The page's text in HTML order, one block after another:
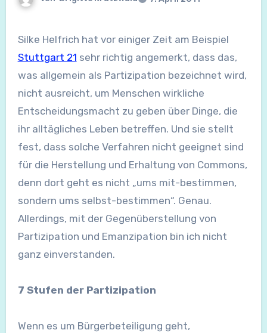
Silke Helfrich hat vor einiger Zeit am Beispiel
Stuttgart 21 sehr richtig angemerkt, dass das,
was allgemein als Partizipation bezeichnet wird,
nicht ausreicht, um Menschen wirkliche
Entscheidungsmacht zu geben über Dinge, die
ihr alltägliches Leben betreffen. Und sie stellt
fest, dass solche Verfahren nicht geeignet sind
für die Herstellung und Erhaltung von Commons,
denn dort geht es nicht „ums mit-bestimmen,
sondern ums selbst-bestimmen“. Genau.
Allerdings, mit der Gegenüberstellung von
Partizipation und Emanzipation bin ich nicht
ganz einverstanden.
7 Stufen der Partizipation
Wenn es um Bürgerbeteiligung geht,